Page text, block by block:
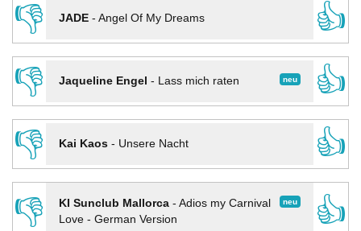
👎
JADE- Angel Of My Dreams
👍
👎
neu
Jaqueline Engel - Lass mich raten
👍
👎
Kai Kaos- Unsere Nacht
👍
👎
neu
KI Sunclub Mallorca- Adios my Carnival
Love - German Version
👍